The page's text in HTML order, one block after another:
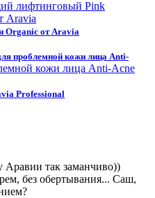
Organic от Aravia
проблемной кожи лица Anti-
Professional
Аравии так заманчиво))
без обертывания... Саш,